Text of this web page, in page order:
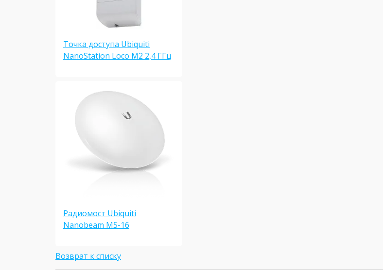
Точка доступа Ubiquiti
NanoStation Loco M2 2,4 ГГц
Радиомост Ubiquiti
Nanobeam M5-16
Возврат к списку